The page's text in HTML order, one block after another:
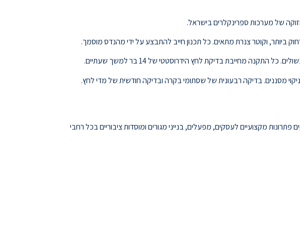
ביותר, וקוטר צנרת מתאים. כל תכנון חייב להתבצע על ידי מהנדס מוסמך.
מחייבת בדיקת לחץ הידרוסטטי של 14 בר למשך שעתיים.
מסננים. בדיקה רבעונית של שסתומי בקרה ובדיקה חודשית של מדי לחץ.
וכיבוי אש בישראל עם ניסיון של למעלה מ-20 שנה. אנחנו מספקים פתרונות מקצועיים לעסקים, מפעלים, בנייני מגורים ומוסדות ציבוריים בכל רחבי